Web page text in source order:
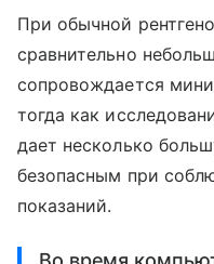
При обычной
сравнительно
сопровождается
тогда как
дает несколько
безопасным при
показаний.